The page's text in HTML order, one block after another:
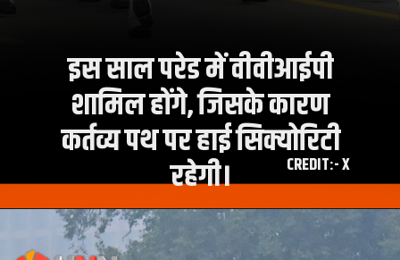
इस साल परेड में वीवीआईपी
शामिल होंगे, जिसके कारण
कर्तव्य पथ पर हाई सिक्योरिटी
रहेगी। CREDIT:- X